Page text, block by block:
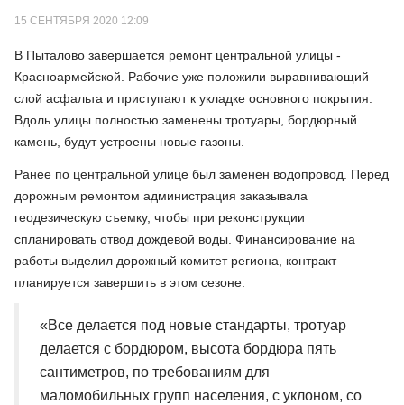
15 СЕНТЯБРЯ 2020 12:09
В Пыталово завершается ремонт центральной улицы -
Красноармейской. Рабочие уже положили выравнивающий
слой асфальта и приступают к укладке основного покрытия.
Вдоль улицы полностью заменены тротуары, бордюрный
камень, будут устроены новые газоны.
Ранее по центральной улице был заменен водопровод. Перед
дорожным ремонтом администрация заказывала
геодезическую съемку, чтобы при реконструкции
спланировать отвод дождевой воды. Финансирование на
работы выделил дорожный комитет региона, контракт
планируется завершить в этом сезоне.
«Все делается под новые стандарты, тротуар
делается с бордюром, высота бордюра пять
сантиметров, по требованиям для
маломобильных групп населения, с уклоном, со